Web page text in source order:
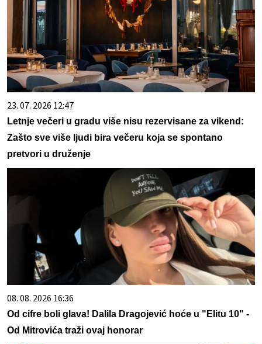
23. 07. 2026 12:47
Letnje večeri u gradu više nisu rezervisane za vikend:
Zašto sve više ljudi bira večeru koja se spontano
pretvori u druženje
08. 08. 2026 16:36
Od cifre boli glava! Dalila Dragojević hoće u "Elitu 10" -
Od Mitrovića traži ovaj honorar